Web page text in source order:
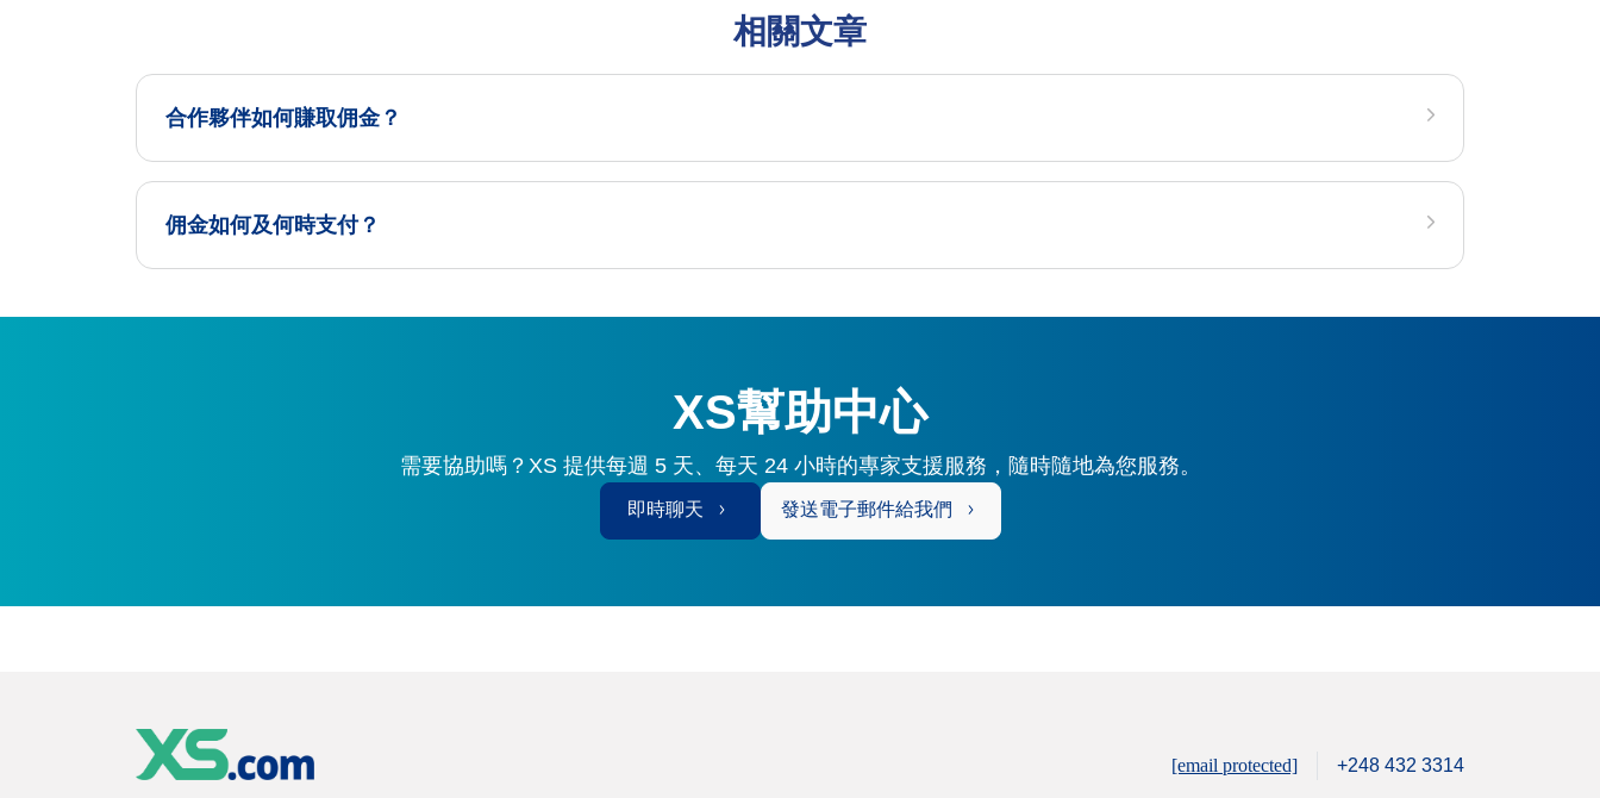
相關文章
合作夥伴如何賺取佣金？
佣金如何及何時支付？
XS幫助中心
需要協助嗎？XS 提供每週 5 天、每天 24 小時的專家支援服務，隨時隨地為您服務。
即時聊天 發送電子郵件給我們
[email protected] +248 432 3314